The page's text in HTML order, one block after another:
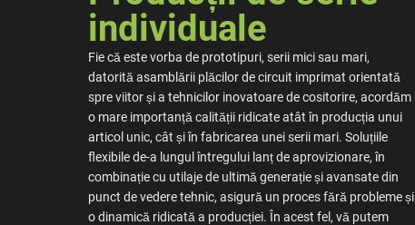
individuale
Fie că este vorba de prototipuri, serii mici sau mari,
datorită asamblării plăcilor de circuit imprimat orientată
spre viitor și a tehnicilor inovatoare de cositorire, acordăm
o mare importanță calității ridicate atât în producția unui
articol unic, cât și în fabricarea unei serii mari. Soluțiile
flexibile de-a lungul întregului lanț de aprovizionare, în
combinație cu utilaje de ultimă generație și avansate din
punct de vedere tehnic, asigură un proces fără probleme și
o dinamică ridicată a producției. În acest fel, vă putem